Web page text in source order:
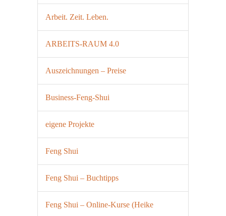
Arbeit. Zeit. Leben.
ARBEITS-RAUM 4.0
Auszeichnungen – Preise
Business-Feng-Shui
eigene Projekte
Feng Shui
Feng Shui – Buchtipps
Feng Shui – Online-Kurse (Heike